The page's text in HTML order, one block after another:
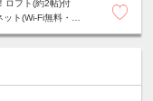
ロフト(約2帖)付
ト(Wi-Fi無料・